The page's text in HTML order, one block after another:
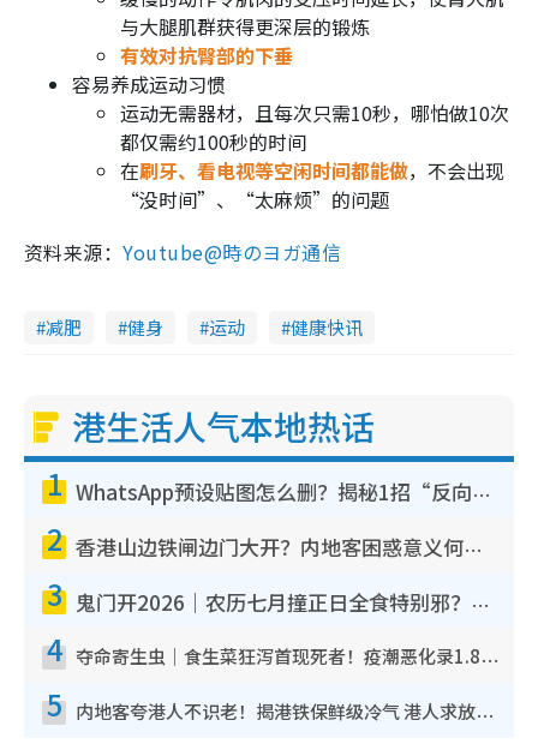
与大腿肌群获得更深层的锻炼
有效对抗臀部的下垂
容易养成运动习惯
运动无需器材，且每次只需10秒，哪怕做10次
都仅需约100秒的时间
在刷牙、看电视等空闲时间都能做，不会出现
“没时间”、“太麻烦”的问题
资料来源：Youtube@時のヨガ通信
减肥 健身 运动 健康快讯
港生活人气本地热话
1 WhatsApp预设贴图怎么删？揭秘1招“反向操作”还原简洁界面 附3步实测教程
2 香港山边铁闸边门大开？内地客困惑意义何在！网友神回复：这种叫法理性防御
3 鬼门开2026｜农历七月撞正日全食特别邪？专家警告切忌做一事！揭4大禁忌+2招保平安
4 夺命寄生虫｜食生菜狂泻首现死者！疫潮恶化录1.8万宗病例 揭洗菜3大谬误
5 内地客夸港人不识老！揭港铁保鲜级冷气 港人求放过：别投诉